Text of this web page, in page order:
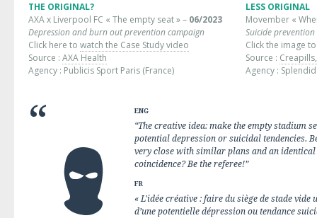
THE ORIGINAL?
AXA x Liverpool FC « The empty seat » – 06/2023
Depression and burn out prevention campaign
Click here to watch the Case Study video
Source : AXA Health
Agency : Publicis Sport Paris (France)
LESS ORIGINAL
Movember «
Suicide
Click the image
Source : Creapills,
Agency :
ENG
“The creative idea: make the empty stadium
potential depression or suicidal tendencies.
very close with similar plans and an
coincidence? Be the referee!”
FR
« L'idée créative : faire du siège de stade
d’une potentielle dépression ou tendance